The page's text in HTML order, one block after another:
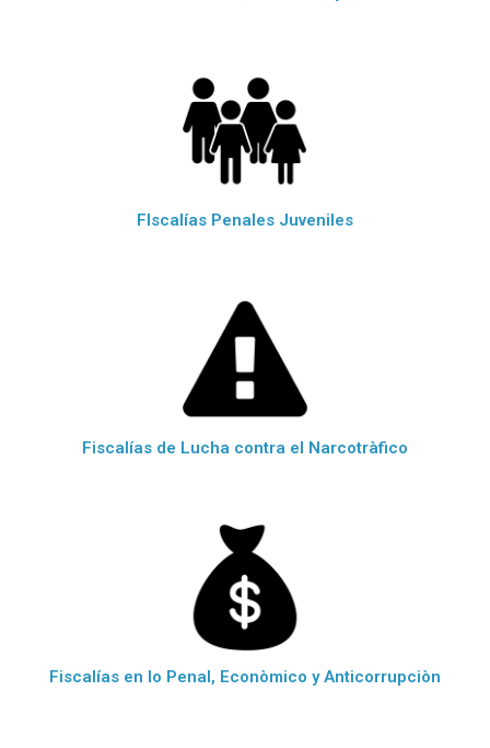
FIscalías Penales Juveniles
Fiscalías de Lucha contra el Narcotràfico
Fiscalías en lo Penal, Econòmico y Anticorrupciòn